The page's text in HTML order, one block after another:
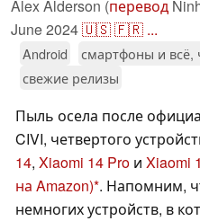
Alex Alderson (перевод
June 2024🇺🇸🇫🇷 ...
Android
смартфоны и всё,
свежие релизы
Пыль осела после
CIVI, четвертого
14, Xiaomi 14 Pro и Xiaomi
на Amazon) . Напомним,
немногих устройств, в